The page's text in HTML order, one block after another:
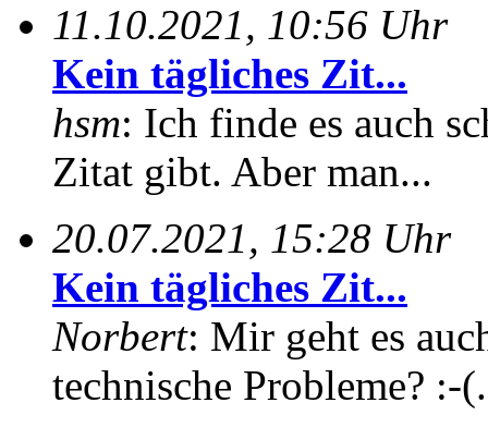
11.10.2021, 10:56 Uhr
Kein tägliches Zit...
hsm: Ich finde es auch
Zitat gibt. Aber man...
20.07.2021, 15:28 Uhr
Kein tägliches Zit...
Norbert: Mir geht es
technische Probleme? :-